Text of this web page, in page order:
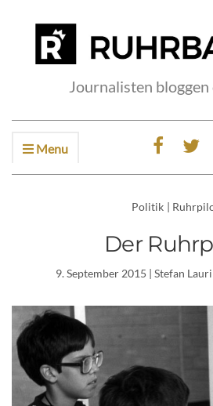
Journalisten bloggen
Menu
Politik |
Der
9. September 2015 | Stefan